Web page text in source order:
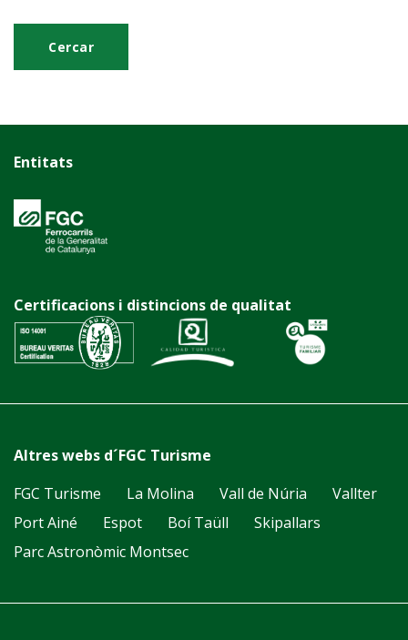
Entitats
Certificacions i distincions de qualitat
Altres webs d´FGC Turisme
FGC Turisme
La Molina Vall de Núria
Vallter
Port Ainé
Espot Boí Taüll
Skipallars
Parc Astronòmic Montsec